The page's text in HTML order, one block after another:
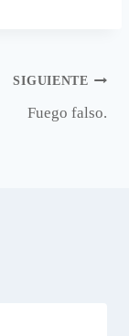
SIGUIENTE
Fuego falso.